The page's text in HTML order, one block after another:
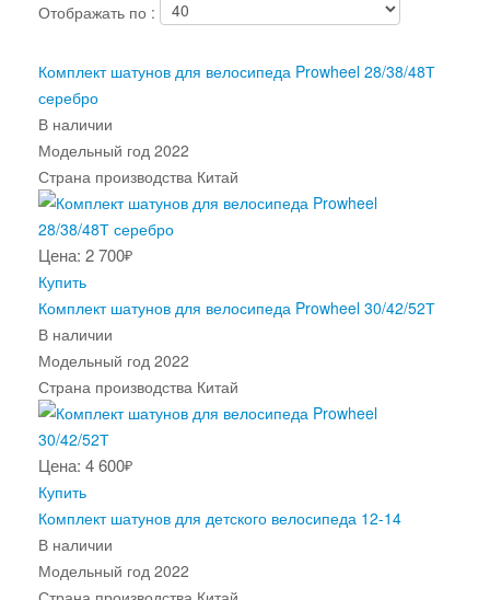
Отображать по :
Комплект шатунов для велосипеда Prowheel 28/38/48Т
серебро
В наличии
Модельный год 2022
Страна производства Китай
Цена: 2 700₽
Купить
Комплект шатунов для велосипеда Prowheel 30/42/52Т
В наличии
Модельный год 2022
Страна производства Китай
Цена: 4 600₽
Купить
Комплект шатунов для детского велосипеда 12-14
В наличии
Модельный год 2022